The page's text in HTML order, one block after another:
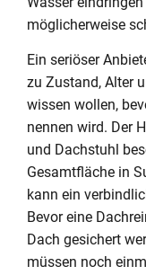
möglicherweise
Ein seriöser
zu Zustand, Alter
wissen wollen,
nennen wird. Der
und Dachstuhl
Gesamtfläche in
kann ein
Bevor eine
Dach gesichert
müssen noch